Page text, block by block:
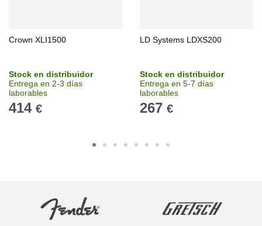
Crown XLI1500
Stock en distribuidor
Entrega en 2-3 días
laborables
414 €
LD Systems LDXS200
Stock en distribuidor
Entrega en 5-7 días
laborables
267 €